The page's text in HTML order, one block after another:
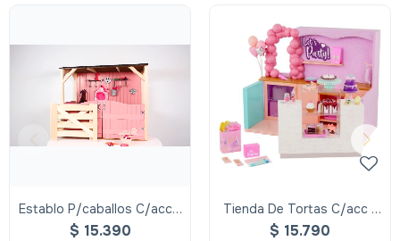
Establo P/caballos C/acc -
Our Generation
$ 15.390
Tienda De Tortas C/acc -
Our Generation
$ 15.790